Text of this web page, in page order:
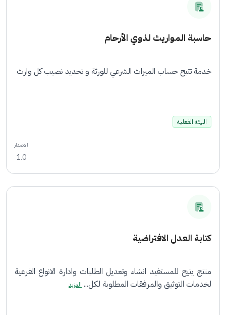
حاسبة المواريث لذوي الأرحام
خدمة تتيح حساب الميراث الشرعي للورثة و تحديد نصيب كل وارث
البيئة الفعلية
الاصدار
1.0
كتابة العدل الافتراضية
منتج يتيح للمستفيد انشاء وتعديل الطلبات وادارة الانواع الفرعية
لخدمات التوثيق والمرفقات المطلوبة لكل... المزيد